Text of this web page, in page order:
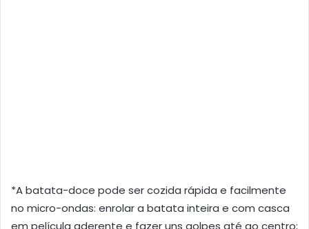
*A batata-doce pode ser cozida rápida e facilmente
no micro-ondas: enrolar a batata inteira e com casca
em película aderente e fazer uns golpes até ao centro;